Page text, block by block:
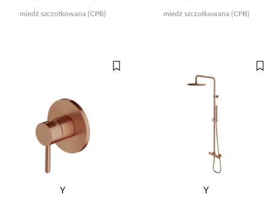
miedź szczotkowana (CPB) miedź szczotkowana (CPB)
Y
Y